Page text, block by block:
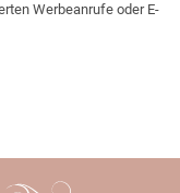
Werbeanrufe oder E-